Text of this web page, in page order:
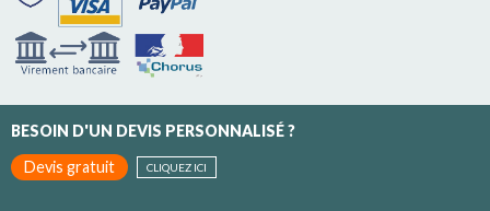
BESOIN D'UN DEVIS PERSONNALISÉ ?
Devis gratuit
CLIQUEZ ICI